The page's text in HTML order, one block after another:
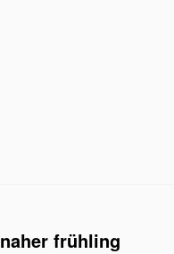
naher frühling